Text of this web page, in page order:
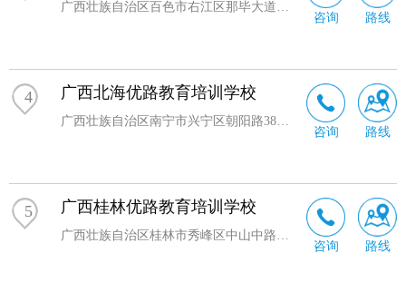
咨询 路线
4 广西北海优路教育培训学校
咨询 路线
5 广西桂林优路教育培训学校
咨询 路线